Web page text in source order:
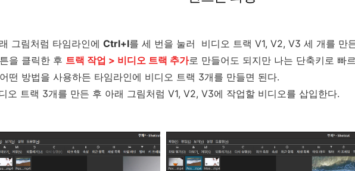
그림처럼 타임라인에 Ctrl+I를 세 번을 눌러 비디오 트랙 V1, V2, V3 세 개를 만
을 클릭한 후 트랙 작업 > 비디오 트랙 추가로 만들어도 되지만 나는 단축키로 빠
떤 방법을 사용하든 타임라인에 비디오 트랙 3개를 만들면 된다.
오 트랙 3개를 만든 후 아래 그림처럼 V1, V2, V3에 작업할 비디오를 삽입한다.